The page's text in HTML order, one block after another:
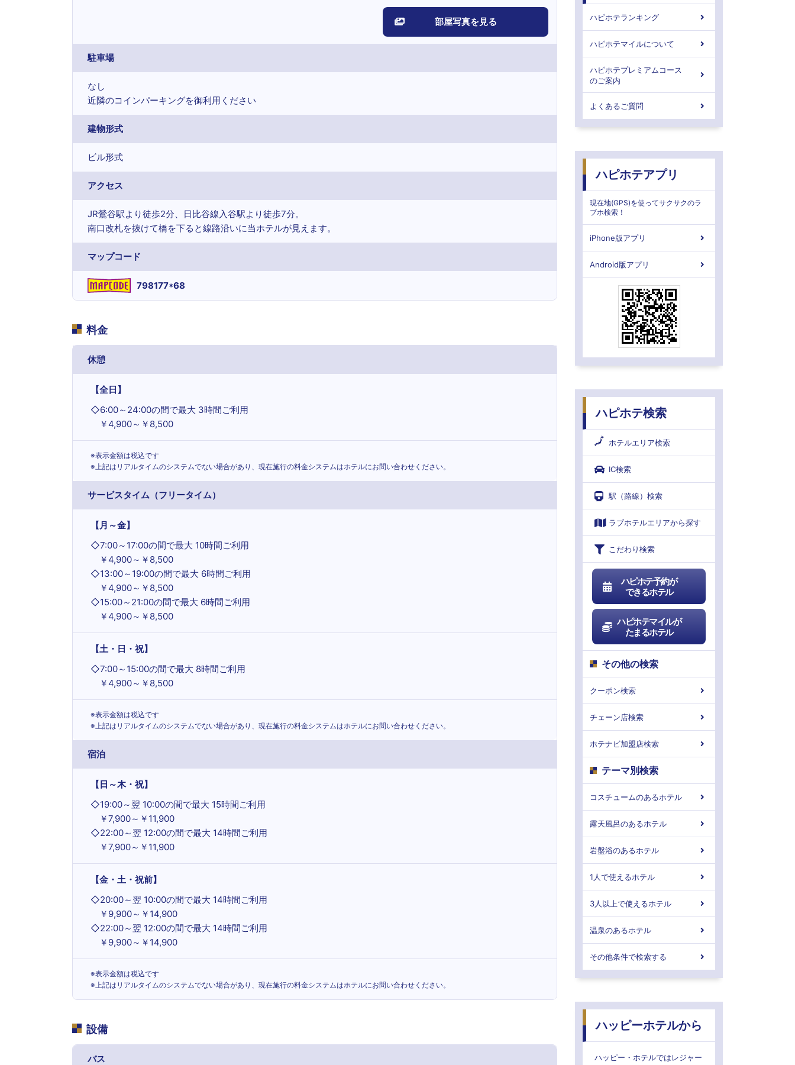
部屋写真を見る
駐車場
なし
近隣のコインパーキングを御利用ください
建物形式
ビル形式
アクセス
JR鶯谷駅より徒歩2分、日比谷線入谷駅より徒歩7分。
南口改札を抜けて橋を下ると線路沿いに当ホテルが見えます。
マップコード
798177*68
料金
休憩
【全日】
◇6:00～24:00の間で最大 3時間ご利用
￥4,900～￥8,500
※表示金額は税込です
※上記はリアルタイムのシステムでない場合があり、現在施行の料金システムはホテルにお問い合わせください。
サービスタイム（フリータイム）
【月～金】
◇7:00～17:00の間で最大 10時間ご利用
￥4,900～￥8,500
◇13:00～19:00の間で最大 6時間ご利用
￥4,900～￥8,500
◇15:00～21:00の間で最大 6時間ご利用
￥4,900～￥8,500
【土・日・祝】
◇7:00～15:00の間で最大 8時間ご利用
￥4,900～￥8,500
※表示金額は税込です
※上記はリアルタイムのシステムでない場合があり、現在施行の料金システムはホテルにお問い合わせください。
宿泊
【日～木・祝】
◇19:00～翌 10:00の間で最大 15時間ご利用
￥7,900～￥11,900
◇22:00～翌 12:00の間で最大 14時間ご利用
￥7,900～￥11,900
【金・土・祝前】
◇20:00～翌 10:00の間で最大 14時間ご利用
￥9,900～￥14,900
◇22:00～翌 12:00の間で最大 14時間ご利用
￥9,900～￥14,900
※表示金額は税込です
※上記はリアルタイムのシステムでない場合があり、現在施行の料金システムはホテルにお問い合わせください。
設備
バス
ハピホテランキング
ハピホテマイルについて
ハピホテプレミアムコース
のご案内
よくあるご質問
ハピホテアプリ
現在地(GPS)を使ってサクサクのラ
ブホ検索！
iPhone版アプリ
Android版アプリ
ハピホテ検索
ホテルエリア検索
IC検索
駅（路線）検索
ラブホテルエリアから探す
こだわり検索
ハピホテ予約が
できるホテル
ハピホテマイルが
たまるホテル
その他の検索
クーポン検索
チェーン店検索
ホテナビ加盟店検索
テーマ別検索
コスチュームのあるホテル
露天風呂のあるホテル
岩盤浴のあるホテル
1人で使えるホテル
3人以上で使えるホテル
温泉のあるホテル
その他条件で検索する
ハッピーホテルから
ハッピー・ホテルではレジャー